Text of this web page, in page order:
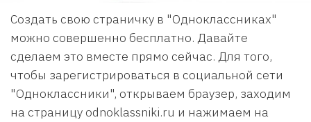
Создать свою страничку в "Одноклассниках"
можно совершенно бесплатно. Давайте
сделаем это вместе прямо сейчас. Для того,
чтобы зарегистрироваться в социальной сети
"Одноклассники", открываем браузер, заходим
на страницу odnoklassniki.ru и нажимаем на